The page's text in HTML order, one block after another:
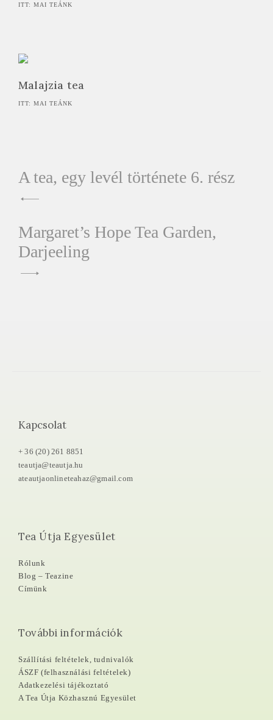
ITT: MAI TEÁNK
Malajzia tea
ITT: MAI TEÁNK
Bejegyzés
navigáció
A tea, egy levél története 6. rész
Margaret’s Hope Tea Garden,
Darjeeling
Kapcsolat
+ 36 (20) 261 8851
teautja@teautja.hu
ateautjaonlineteahaz@gmail.com
Tea Útja Egyesület
Rólunk
Blog – Teazine
Címünk
További információk
Szállítási feltételek, tudnivalók
ÁSZF (felhasználási feltételek)
Adatkezelési tájékoztató
A Tea Útja Közhasznú Egyesület